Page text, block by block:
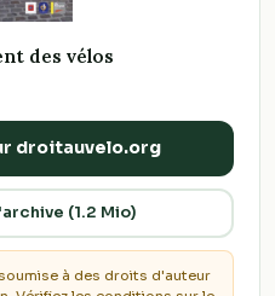
des vélos
droitauvelo.org
(1.2 Mio)
à des droits d'auteur